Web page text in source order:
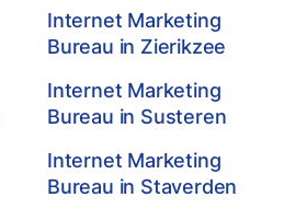
Internet Marketing
Bureau in Zierikzee
Internet Marketing
Bureau in Susteren
Internet Marketing
Bureau in Staverden